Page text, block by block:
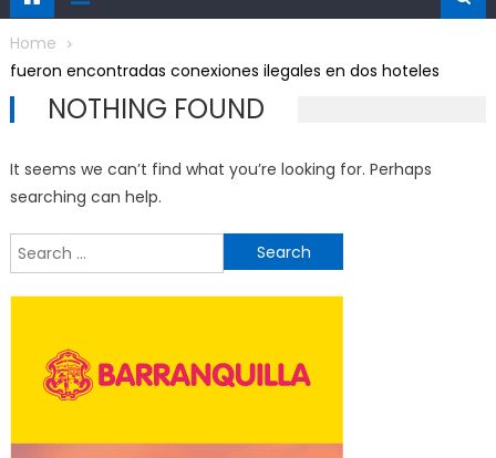
Home
fueron encontradas conexiones ilegales en dos hoteles
NOTHING FOUND
It seems we can’t find what you’re looking for. Perhaps
searching can help.
for: